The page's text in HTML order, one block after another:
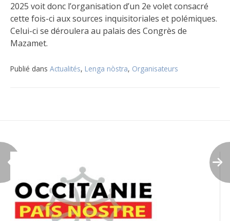
2025 voit donc l’organisation d’un 2e volet consacré
cette fois-ci aux sources inquisitoriales et polémiques.
Celui-ci se déroulera au palais des Congrès de
Mazamet.
Publié dans Actualités, Lenga nòstra, Organisateurs
l’article